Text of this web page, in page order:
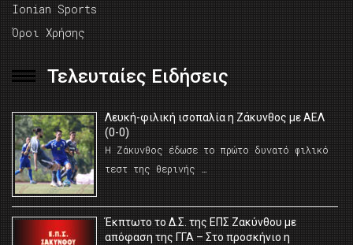
Ionian Sports
Όροι Χρήσης
Τελευταίες Ειδήσεις
Λευκή-φιλική ισοπαλία η Ζάκυνθος με ΑΕΛ
(0-0)
Η Ζάκυνθος έδωσε το πρώτο δυνατό φιλικό
τεστ της θερινής …
Έκπτωτο το Δ.Σ. της ΕΠΣ Ζακύνθου με
απόφαση της ΓΓΑ – Στο προσκήνιο η